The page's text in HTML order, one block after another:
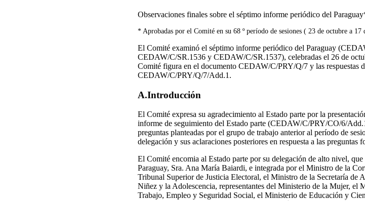
Observaciones finales sobre el séptimo informe periódico del
* Aprobadas por el Comité en su 68 º período de sesiones ( 23 de octubre a
El Comité examinó el séptimo informe periódico del Paraguay
CEDAW/C/SR.1536 y CEDAW/C/SR.1537), celebradas el 26 de
Comité figura en el documento CEDAW/C/PRY/Q/7 y las respuestas
CEDAW/C/PRY/Q/7/Add.1.
A.Introducción
El Comité expresa su agradecimiento al Estado parte por la
informe de seguimiento del Estado parte (CEDAW/C/PRY/CO/6/
preguntas planteadas por el grupo de trabajo anterior al período de
delegación y sus aclaraciones posteriores en respuesta a las
El Comité encomia al Estado parte por su delegación de alto nivel,
Paraguay, Sra. Ana María Baiardi, e integrada por el Ministro de la
Tribunal Superior de Justicia Electoral, el Ministro de la Secretaría de
Niñez y la Adolescencia, representantes del Ministerio de la Mujer, el
Trabajo, Empleo y Seguridad Social, el Ministerio de Educación y